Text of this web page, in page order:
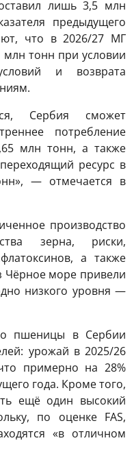
лишь 3,5 млн
предыдущего
что в 2026/27 МГ
млн тонн при условии
и возврата
Сербия сможет
потребление
млн тонн, а также
ресурс в
— отмечается в
производство
зерна, риски,
а также
Чёрное море привели
низкого уровня —
пшеницы в Сербии
урожай в 2025/26
примерно на 28%
года. Кроме того,
ещё один высокий
по оценке FAS,
«в отличном